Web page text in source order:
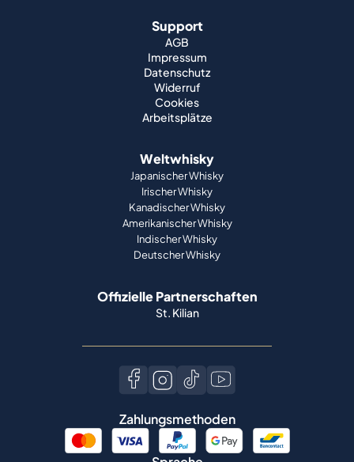
Support
AGB
Impressum
Datenschutz
Widerruf
Cookies
Arbeitsplätze
Weltwhisky
Japanischer Whisky
Irischer Whisky
Kanadischer Whisky
Amerikanischer Whisky
Indischer Whisky
Deutscher Whisky
Offizielle Partnerschaften
St. Kilian
Zahlungsmethoden